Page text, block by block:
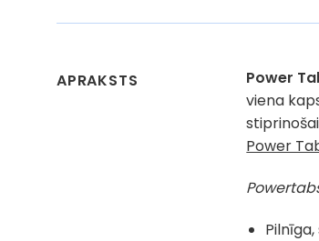
APRAKSTS Power
viena
Power